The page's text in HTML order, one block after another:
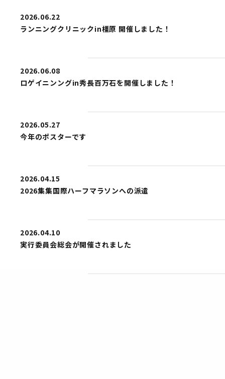
2026.06.22
ランニングクリニックin橿原 開催しました！
2026.06.08
ロゲイニンングin秀長百万石を開催しました！
2026.05.27
今年のポスターです
2026.04.15
2026集集国際ハーフマラソンへの派遣
2026.04.10
実行委員会総会が開催されました